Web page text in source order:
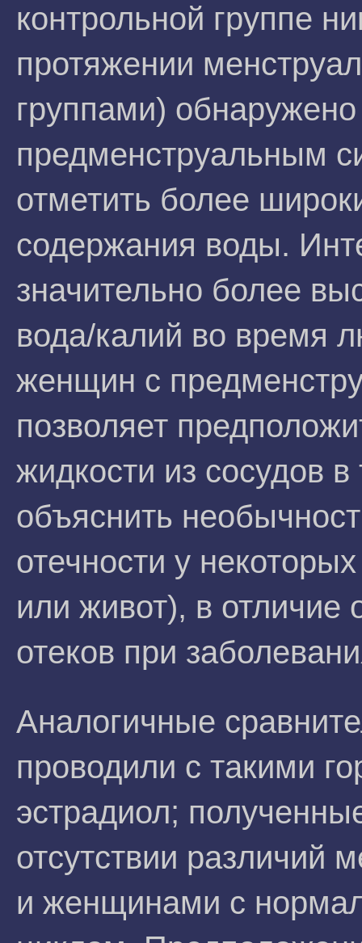
контрольной группе
протяжении
группами)
предменструальным
отметить более
содержания воды.
значительно более
вода/калий во время
женщин с
позволяет
жидкости из сосудов
объяснить
отечности у
или живот), в отличие
отеков при
Аналогичные
проводили с такими
эстрадиол;
отсутствии
и женщинами с